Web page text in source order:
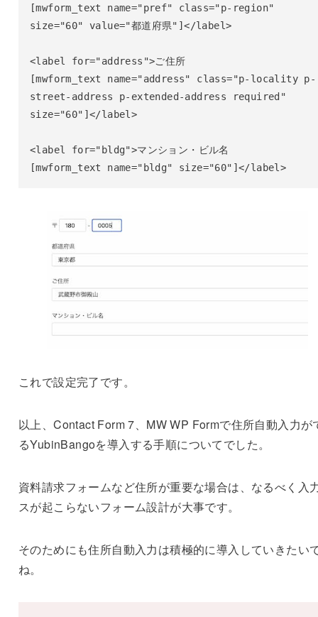
[mwform_text name="pref" class="p-region"
size="60" value="都道府県"]</label>
<label for="address">ご住所
[mwform_text name="address" class="p-locality p-
street-address p-extended-address required"
size="60"]</label>
<label for="bldg">マンション・ビル名
[mwform_text name="bldg" size="60"]</label>
これで設定完了です。
以上、Contact Form 7、MW WP Formで住所自動入力が
るYubinBangoを導入する手順についてでした。
資料請求フォームなど住所が重要な場合は、なるべく入
スが起こらないフォーム設計が大事です。
そのためにも住所自動入力は積極的に導入していきたい
ね。